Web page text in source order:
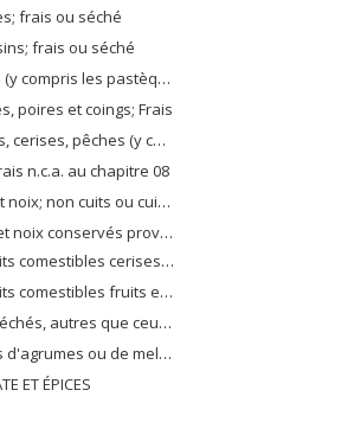
frais ou séché
frais ou séché
les pastèques) et papayes (papayes); Frais
poires et coings; Frais
(y compris les nectarines), prunes et prunelles, frais
n.c.a. au chapitre 08
vapeur ou à l'eau dans l'eau, congelés, même additionnés de sucre ou d'autres édulcorants
dioxyde de soufre, de la saumure, dans de l'eau soufrée ou dans d'autres solutions de conservation, mais impropres à l'alimentation en l'état pour la consommation immédiate
cerises, conservées provisoirement, mais impropres à l'alimentation en l'état
et noix n.c.a. dans le n ° 0812, provisoirement conservé, mais impropre à cet usage pour consommation immédiate
n ° 0801 à 0806; mélanges de fruits à coque ou de fruits séchés du présent chapitre
frais, congelés, séchés ou conservés provisoirement dans l'eau salée, dans l'eau soufrée ou dans d'autres solutions de conservation
ET ÉPICES